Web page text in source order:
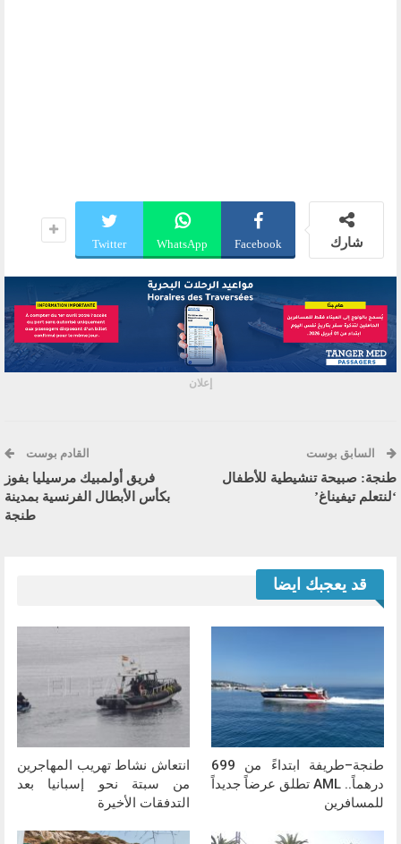
شارك Facebook
WhatsApp
Twitter
إعلان
السابق بوست
طنجة: صبيحة تنشيطية للأطفال
‘لنتعلم تيفيناغ’
القادم بوست
فريق أولمبيك مرسيليا بفوز
بكأس الأبطال الفرنسية بمدينة
طنجة
قد يعجبك ايضا
طنجة–طريفة ابتداءً من 699
درهماً.. AML تطلق عرضاً جديداً
للمسافرين
انتعاش نشاط تهريب المهاجرين
من سبتة نحو إسبانيا بعد
التدفقات الأخيرة